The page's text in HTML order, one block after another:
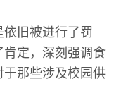
旧被进行了罚
定，深刻强调食
那些涉及校园供